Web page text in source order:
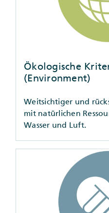
Ökologische
(Environment)
Weitsichtiger und
mit natürlichen
Wasser und Luft.